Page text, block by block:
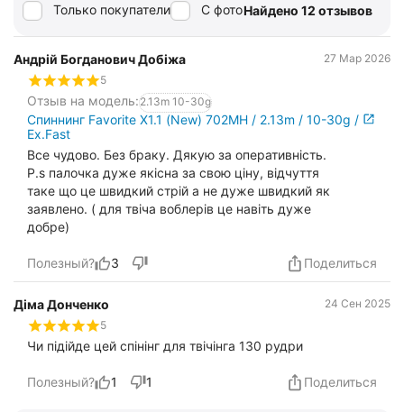
Только покупатели С фотоНайдено 12 отзывов
Андрій Богданович Добіжа
27 Мар 2026
5
Отзыв на модель:2.13m 10-30g
Спиннинг Favorite X1.1 (New) 702MH / 2.13m / 10-30g /
Ex.Fast
Все чудово. Без браку. Дякую за оперативність.
P.s палочка дуже якісна за свою ціну, відчуття
таке що це швидкий стрій а не дуже швидкий як
заявлено. ( для твіча воблерів це навіть дуже
добре)
Полезный? 3 Поделиться
Діма Донченко
24 Сен 2025
5
Чи підійде цей спінінг для твічінга 130 рудри
Полезный? 1 1 Поделиться